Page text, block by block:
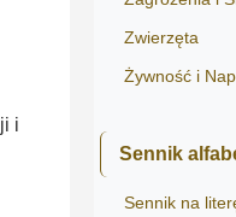
i
Zwierzęta
Żywność i
Sennik
Sennik na